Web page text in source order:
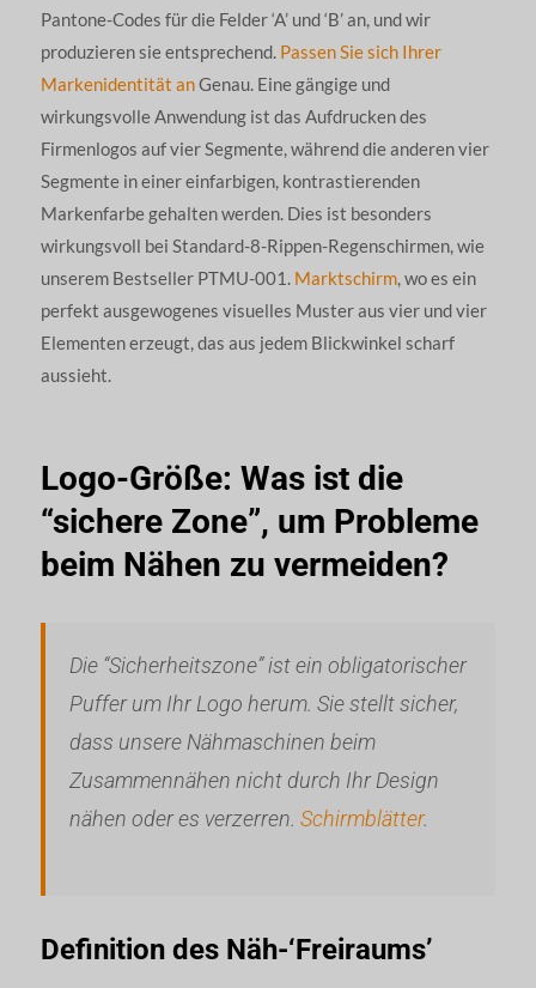
Pantone-Codes für die Felder ‘A’ und ‘B’ an, und wir
produzieren sie entsprechend. Passen Sie sich Ihrer
Markenidentität anGenau. Eine gängige und
wirkungsvolle Anwendung ist das Aufdrucken des
Firmenlogos auf vier Segmente, während die anderen vier
Segmente in einer einfarbigen, kontrastierenden
Markenfarbe gehalten werden. Dies ist besonders
wirkungsvoll bei Standard-8-Rippen-Regenschirmen, wie
unserem Bestseller PTMU-001. Marktschirm, wo es ein
perfekt ausgewogenes visuelles Muster aus vier und vier
Elementen erzeugt, das aus jedem Blickwinkel scharf
aussieht.
Logo-Größe: Was ist die
“sichere Zone”, um Probleme
beim Nähen zu vermeiden?
Die “Sicherheitszone” ist ein obligatorischer
Puffer um Ihr Logo herum. Sie stellt sicher,
dass unsere Nähmaschinen beim
Zusammennähen nicht durch Ihr Design
nähen oder es verzerren. Schirmblätter.
Definition des Näh-‘Freiraums’